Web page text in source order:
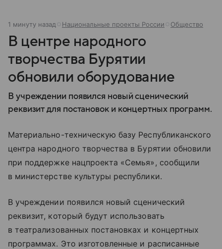
1 минуту назад Национальные проекты России Общество
В центре народного
творчества Бурятии
обновили оборудование
В учреждении появился новый сценический
реквизит для постановок и концертных программ.
Материально-техническую базу Республиканского
центра народного творчества в Бурятии обновили
при поддержке нацпроекта «Семья», сообщили
в министерстве культуры республики.
В учреждении появился новый сценический
реквизит, который будут использовать
в театрализованных постановках и концертных
программах. Это изготовленные и расписанные